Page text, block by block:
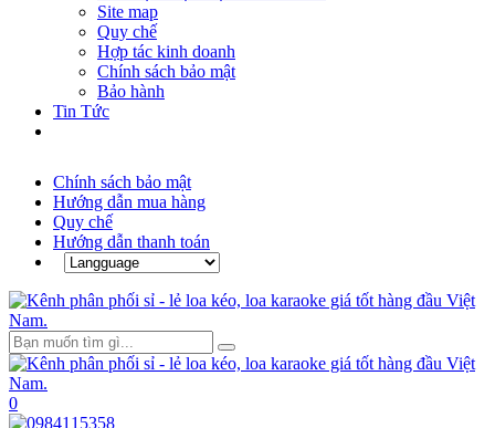
Site map
Quy chế
Hợp tác kinh doanh
Chính sách bảo mật
Bảo hành
Tin Tức
Chính sách bảo mật
Hướng dẫn mua hàng
Quy chế
Hướng dẫn thanh toán
0